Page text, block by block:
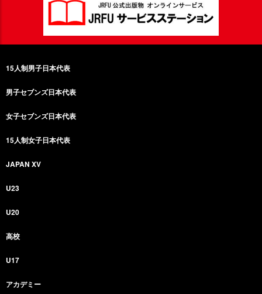
15人制男子日本代表
男子セブンズ日本代表
女子セブンズ日本代表
15人制女子日本代表
JAPAN XV
U23
U20
高校
U17
アカデミー